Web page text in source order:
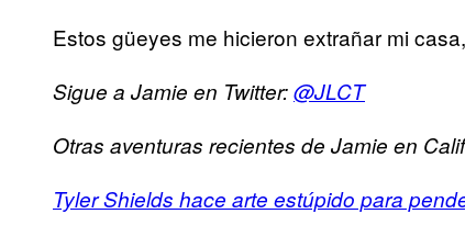
Estos güeyes me hicieron extrañar mi
Sigue a Jamie en Twitter:@JLCT
Otras aventuras recientes de Jamie en
Tyler Shields hace arte estúpido para